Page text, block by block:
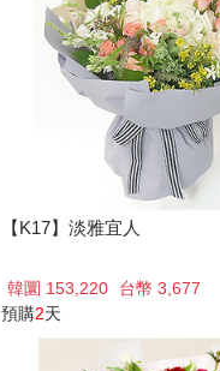
【K17】淡雅宜人
韓圜 153,220
台幣 3,677
預購2天